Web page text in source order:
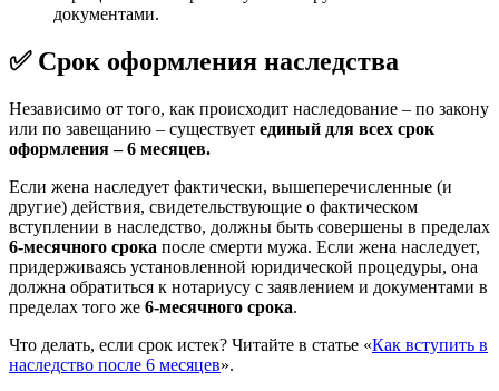
документами.
✅ Срок оформления наследства
Независимо от того, как происходит наследование – по закону
или по завещанию – существует единый для всех срок
оформления – 6 месяцев.
Если жена наследует фактически, вышеперечисленные (и
другие) действия, свидетельствующие о фактическом
вступлении в наследство, должны быть совершены в пределах
6-месячного срока после смерти мужа. Если жена наследует,
придерживаясь установленной юридической процедуры, она
должна обратиться к нотариусу с заявлением и документами в
пределах того же 6-месячного срока.
Что делать, если срок истек? Читайте в статье «Как вступить в
наследство после 6 месяцев».